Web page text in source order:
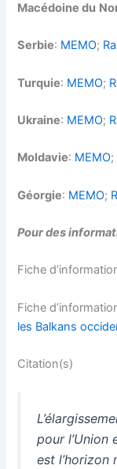
Macédoine du
Serbie: MEMO;
Turquie: MEMO;
Ukraine: MEMO;
Moldavie: MEMO;
Géorgie: MEMO;
Pour des
Fiche
Fiche
les Balkans
Citation(s)
pour l’Union
est l’horizon